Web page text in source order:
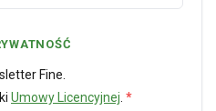
Fine.
Umowy Licencyjnej *